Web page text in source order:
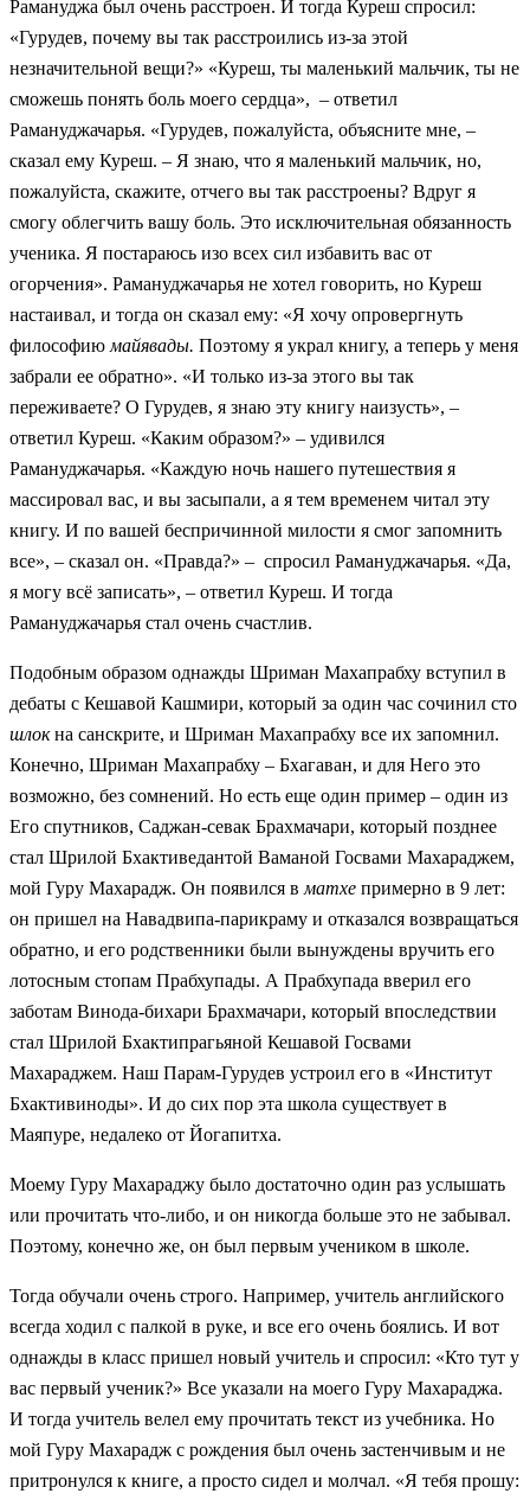
Рамануджа был очень расстроен. И тогда Куреш спросил:
«Гурудев, почему вы так расстроились из-за этой
незначительной вещи?» «Куреш, ты маленький мальчик, ты не
сможешь понять боль моего сердца», – ответил
Рамануджачарья. «Гурудев, пожалуйста, объясните мне, –
сказал ему Куреш. – Я знаю, что я маленький мальчик, но,
пожалуйста, скажите, отчего вы так расстроены? Вдруг я
смогу облегчить вашу боль. Это исключительная обязанность
ученика. Я постараюсь изо всех сил избавить вас от
огорчения». Рамануджачарья не хотел говорить, но Куреш
настаивал, и тогда он сказал ему: «Я хочу опровергнуть
философию майявады. Поэтому я украл книгу, а теперь у меня
забрали ее обратно». «И только из-за этого вы так
переживаете? О Гурудев, я знаю эту книгу наизусть», –
ответил Куреш. «Каким образом?» – удивился
Рамануджачарья. «Каждую ночь нашего путешествия я
массировал вас, и вы засыпали, а я тем временем читал эту
книгу. И по вашей беспричинной милости я смог запомнить
все», – сказал он. «Правда?» – спросил Рамануджачарья. «Да,
я могу всё записать», – ответил Куреш. И тогда
Рамануджачарья стал очень счастлив.
Подобным образом однажды Шриман Махапрабху вступил в
дебаты с Кешавой Кашмири, который за один час сочинил сто
шлокна санскрите, и Шриман Махапрабху все их запомнил.
Конечно, Шриман Махапрабху – Бхагаван, и для Него это
возможно, без сомнений. Но есть еще один пример – один из
Его спутников, Саджан-севак Брахмачари, который позднее
стал Шрилой Бхактиведантой Ваманой Госвами Махараджем,
мой Гуру Махарадж. Он появился в матхе примерно в 9 лет:
он пришел на Навадвипа-парикраму и отказался возвращаться
обратно, и его родственники были вынуждены вручить его
лотосным стопам Прабхупады. А Прабхупада вверил его
заботам Винода-бихари Брахмачари, который впоследствии
стал Шрилой Бхактипрагьяной Кешавой Госвами
Махараджем. Наш Парам-Гурудев устроил его в «Институт
Бхактивиноды». И до сих пор эта школа существует в
Маяпуре, недалеко от Йогапитха.
Моему Гуру Махараджу было достаточно один раз услышать
или прочитать что-либо, и он никогда больше это не забывал.
Поэтому, конечно же, он был первым учеником в школе.
Тогда обучали очень строго. Например, учитель английского
всегда ходил с палкой в руке, и все его очень боялись. И вот
однажды в класс пришел новый учитель и спросил: «Кто тут у
вас первый ученик?» Все указали на моего Гуру Махараджа.
И тогда учитель велел ему прочитать текст из учебника. Но
мой Гуру Махарадж с рождения был очень застенчивым и не
притронулся к книге, а просто сидел и молчал. «Я тебя прошу: